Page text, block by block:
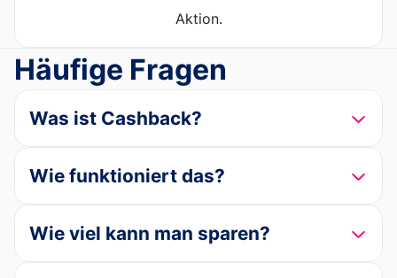
Aktion.
Häufige Fragen
Was ist Cashback?
Wie funktioniert das?
Wie viel kann man sparen?